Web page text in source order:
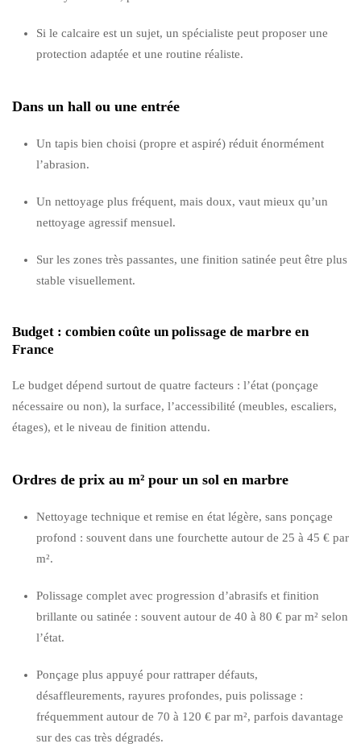
Si le calcaire est un sujet, un spécialiste peut proposer une
protection adaptée et une routine réaliste.
Dans un hall ou une entrée
Un tapis bien choisi (propre et aspiré) réduit énormément
l’abrasion.
Un nettoyage plus fréquent, mais doux, vaut mieux qu’un
nettoyage agressif mensuel.
Sur les zones très passantes, une finition satinée peut être plus
stable visuellement.
Budget : combien coûte un polissage de marbre en
France
Le budget dépend surtout de quatre facteurs : l’état (ponçage
nécessaire ou non), la surface, l’accessibilité (meubles, escaliers,
étages), et le niveau de finition attendu.
Ordres de prix au m² pour un sol en marbre
Nettoyage technique et remise en état légère, sans ponçage
profond : souvent dans une fourchette autour de 25 à 45 € par
m².
Polissage complet avec progression d’abrasifs et finition
brillante ou satinée : souvent autour de 40 à 80 € par m² selon
l’état.
Ponçage plus appuyé pour rattraper défauts,
désaffleurements, rayures profondes, puis polissage :
fréquemment autour de 70 à 120 € par m², parfois davantage
sur des cas très dégradés.